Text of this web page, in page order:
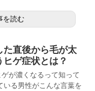
を読む
た直後から毛が太
ヒゲ症状とは？
ゲが濃くなるって知って
いる男性がこんな言葉を